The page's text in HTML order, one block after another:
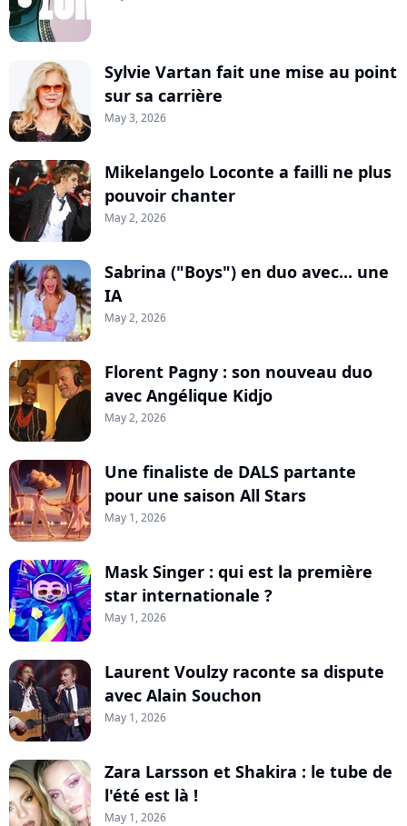
Sylvie Vartan fait une mise au point
sur sa carrière
May 3, 2026
Mikelangelo Loconte a failli ne plus
pouvoir chanter
May 2, 2026
Sabrina ("Boys") en duo avec... une
IA
May 2, 2026
Florent Pagny : son nouveau duo
avec Angélique Kidjo
May 2, 2026
Une finaliste de DALS partante
pour une saison All Stars
May 1, 2026
Mask Singer : qui est la première
star internationale ?
May 1, 2026
Laurent Voulzy raconte sa dispute
avec Alain Souchon
May 1, 2026
Zara Larsson et Shakira : le tube de
l'été est là !
May 1, 2026